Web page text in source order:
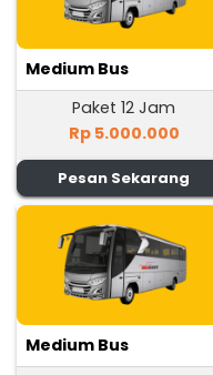
Medium Bus
Paket 12 Jam
Rp 5.000.000
Pesan Sekarang
Medium Bus